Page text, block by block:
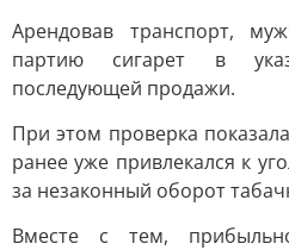
Арендовав транспорт,
партию сигарет в
последующей продажи.
При этом проверка
ранее уже привлекался к
за незаконный оборот
Вместе с тем,